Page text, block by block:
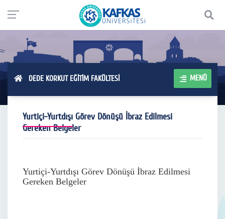
DEDE KORKUT EĞİTİM FAKÜLTESİ MENÜ
Yurtiçi-Yurtdışı Görev Dönüşü İbraz Edilmesi
Gereken Belgeler
Yurtiçi-Yurtdışı Görev Dönüşü İbraz Edilmesi
Gereken Belgeler